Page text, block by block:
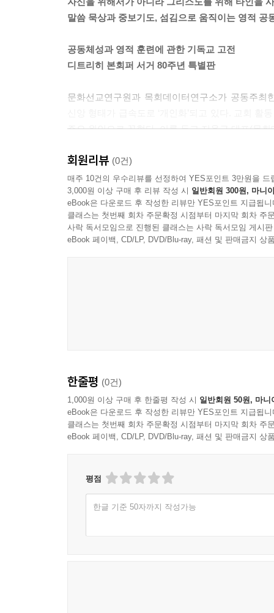
시도록 기꺼이 놓아줍니다. 그리스도가 이편과 상
에서만 온전한 사귐을 구합니다.
목회자는 교인들에 대해 불평해서는 안 됩니다.
평이 올라오기 시작한다면, 하나님이 흩어 버리셔
--- 「1. 그리스도의 공동체」 중에서
한 사람이 공동체를 위해 기도할 수 있으려면 나
해 주지 않으면 어떻게 한 사람이 공동체 전체를
근거한 지지로 바뀌어야 합니다. 그렇지 않으면
개인의 기도가 아니라 공동체의 기도가 되어야
--- 「2. 함께 하는 생활」 중에서
그리스도인 공동체는 서로를 위해 기도하는 중보
무리 힘들게 하는 사람이라도 비난하거나 미워할
들어가야만 하는, 정결케 하는 목욕탕과도 같습
말씀 묵상과 중보기도, 섬김으로 움직이는 영적 공
공동체성과 영적 훈련에 관한 기독교 고전
디트리히 본회퍼 서거 80주년 특별판
문화선교연구원과 목회데이터연구소가 공동주
주요 원인으로 꼽혔다. 이를 두고 지용근 대표(목
개인화와 고립이 일상이 된 시대다. 소셜 미디어
타인에게 보여 주고 싶은 것만을 과시하는 피상적
관심이 없고 신앙은 사적인 영역으로 축소되고 있
기독교 공동체성에 관한 고전인 《본회퍼의 함께
모여서 하나님 말씀과 성찬을 나누고 서로의 짐
하는 죄 고백 등에 관한 실천 사항을 구체적으로 제
이 공동체의 목적은 “수도원적 은둔이 아니라,
상황에서 본회퍼는 기독교 신앙의 양심을 지키
이 국내 역본은 본회퍼 서거 80주년 기념 특별
생활상을 들려주는 한편, 이 공동체가 처했던
설명한다.
회원리뷰 (0건)
매주 10건의 우수리뷰를 선정하여 YES포인트 3만원을 드
3,000원 이상 구매 후 리뷰 작성 시 일반회원 300원, 마니
eBook은 다운로드 후 작성한 리뷰만 YES포인트 지급됩니
클래스는 첫번째 회차 주문확정 시점부터 마지막 회차 주
사락 독서모임으로 진행된 클래스는 사락 독서모임 게시
eBook 페이백, CD/LP, DVD/Blu-ray, 패션 및 판매금지 상
한줄평 (0건)
1,000원 이상 구매 후 한줄평 작성 시 일반회원 50원, 마니
eBook은 다운로드 후 작성한 리뷰만 YES포인트 지급됩니
클래스는 첫번째 회차 주문확정 시점부터 마지막 회차 주
eBook 페이백, CD/LP, DVD/Blu-ray, 패션 및 판매금지 상
평점
한글 기준 50자까지 작성가능